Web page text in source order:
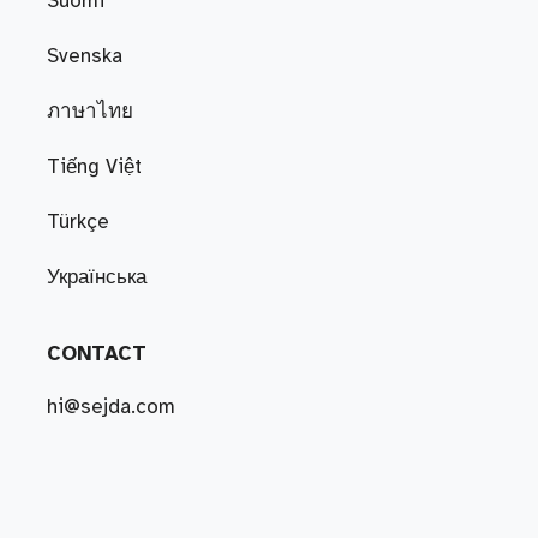
Svenska
ภาษาไทย
Tiếng Việt
Türkçe
Українська
CONTACT
hi@sejda.com